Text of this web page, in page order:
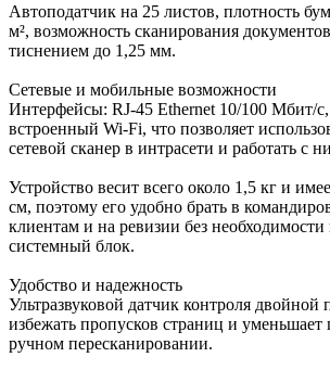
Автоподатчик на 25 листов, плотность
м², возможность сканирования
тиснением до 1,25 мм.
Сетевые и мобильные возможности
Интерфейсы: RJ‑45 Ethernet 10/100 Мбит/
встроенный Wi‑Fi, что позволяет
сетевой сканер в интрасети и работать с
Устройство весит всего около 1,5 кг и
см, поэтому его удобно брать в
клиентам и на ревизии без необходимости
системный блок.
Удобство и надежность
Ультразвуковой датчик контроля двойной
избежать пропусков страниц и уменьшает
ручном пересканировании.